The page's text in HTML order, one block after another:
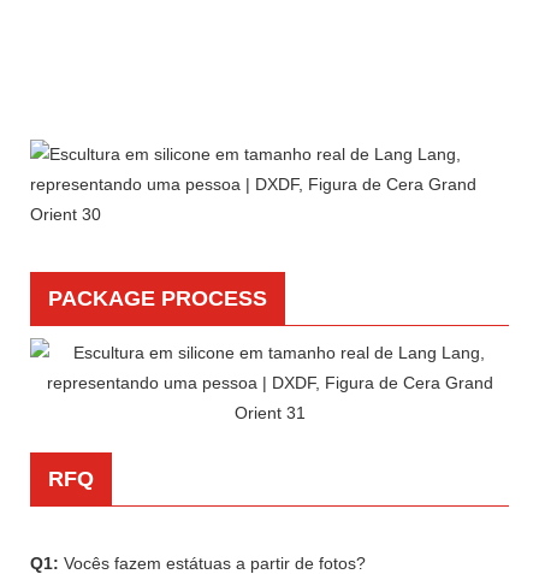
PACKAGE PROCESS
RFQ
Q1: Vocês fazem estátuas a partir de fotos?